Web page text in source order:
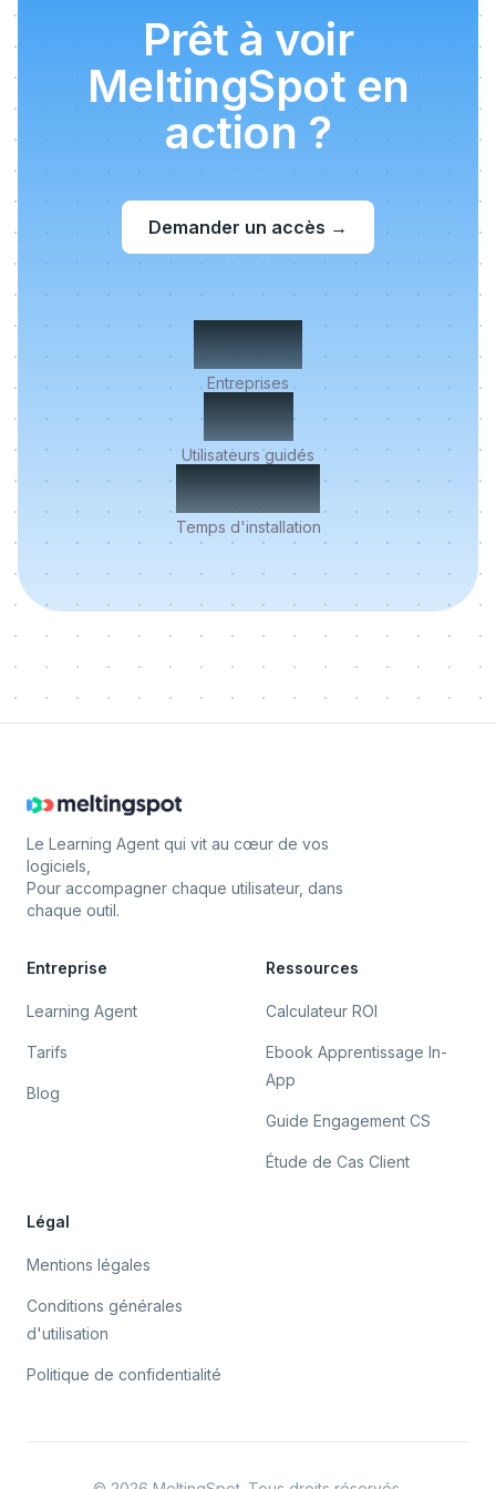
Prêt à voir
MeltingSpot en
action ?
Demander un accès →
500+
Entreprises
2M+
Utilisateurs guidés
< 5 min
Temps d'installation
Le Learning Agent qui vit au cœur de vos
logiciels,
Pour accompagner chaque utilisateur, dans
chaque outil.
Entreprise
Learning Agent
Tarifs
Blog
Ressources
Calculateur ROI
Ebook Apprentissage In-
App
Guide Engagement CS
Étude de Cas Client
Légal
Mentions légales
Conditions générales
d'utilisation
Politique de confidentialité